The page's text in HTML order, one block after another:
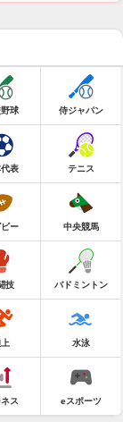
球 侍ジャパン
代表 テニス
ー 中央競馬
技 バドミントン
上 水泳
ス eスポーツ